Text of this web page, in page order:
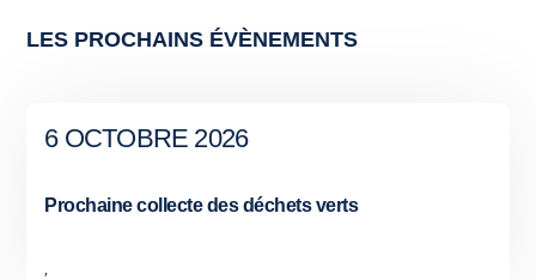
LES PROCHAINS ÉVÈNEMENTS
6 OCTOBRE 2026
Prochaine collecte des déchets verts
,